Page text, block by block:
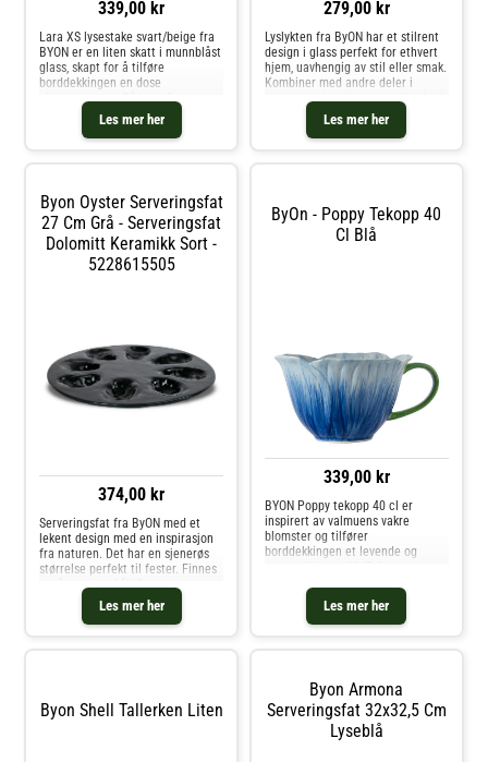
339,00 kr
Les mer her
Lara XS lysestake svart/beige fra
BYON er en liten skatt i munnblåst
glass, skapt for å tilføre
borddekkingen en dose
ekstravaganse. På bare 9 cm
minner denne lysestaken om små
pastellfargede makroner, med
fargetoner som sitrongul,
279,00 kr
Les mer her
Lyslykten fra ByON har et stilrent
design i glass perfekt for ethvert
hjem, uavhengig av stil eller smak.
Kombiner med andre deler i
serien og skap din personlige look.
Om lyslykten fra ByON- Laget av
glass.- Bredde: 100 mm.- Høyde:
100 mm.- Lengde: 100 mm. Kjøp
Byon Oyster Serveringsfat
27 Cm Grå - Serveringsfat
Dolomitt Keramikk Sort -
5228615505
374,00 kr
Les mer her
Serveringsfat fra ByON med et
lekent design med en inspirasjon
fra naturen. Det har en sjenerøs
størrelse perfekt til fester. Finnes
serveringsfatet fra ByON- Perfekt
til fester.- Lekent design.- Laget
av dolomittkeramikk.
Serveringsfat hos Royal Design.
ByOn - Poppy Tekopp 40
Cl Blå
339,00 kr
Les mer her
BYON Poppy tekopp 40 cl er
inspirert av valmuens vakre
blomster og tilfører
borddekkingen et levende og
klassiske former med lekne
detaljer. Med en kapasitet på 40
cl passer den godt når
Byon Shell Tallerken Liten
Byon Armona
Serveringsfat 32x32,5 Cm
Lyseblå